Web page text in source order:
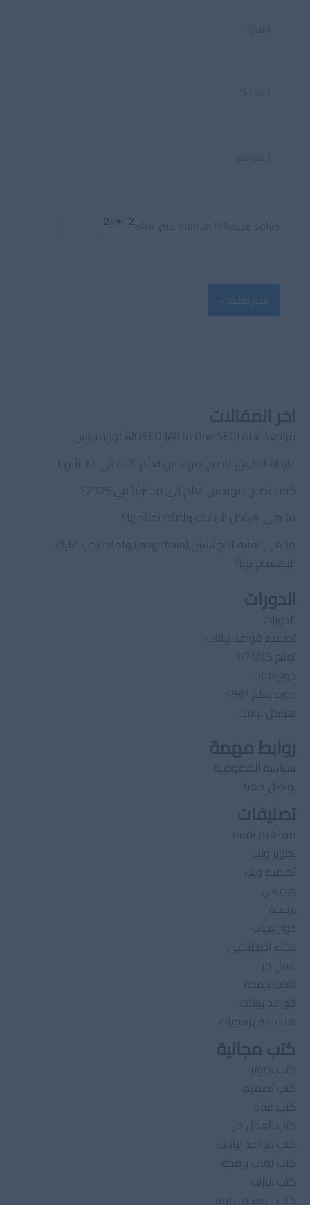
مراجعة أداة AIOSEO (All in One SEO) لووردبريس
خارطة الطريق لتصبح مهندس تعلّم الآلة في 12 شهرًا
كيف تصبح مهندس تعلم آلي محترفًا في 2025؟
ما هي هياكل البيانات ولماذا نحتاجها؟
ما هي تقنية لانج تشين (lang chain) ولماذا يجب عليك
الإهتمام بها؟
الدورات
الدورات
تصميم قواعد بيانات
تعلم HTML5
خوارزميات
دورة تعلم PHP
هياكل بيانات
روابط مهمة
سياسة الخصوصية
تواصل معنا
تصنيفات
مفاهيم تقنية
تطوير ويب
تصميم ويب
وردبرس
برمجة
خوارزميات
ذكاء اصطناعى
عمل حر
لغات برمجة
قواعد بيانات
هندسىة برمجيات
كتب مجانية
كتب تطوير
كتب تصميم
كتب عتاد
كتب العمل حر
كتب قواعد بيانات
كتب لغات برمجة
كتب انترنت
كتب حوسبة عامة